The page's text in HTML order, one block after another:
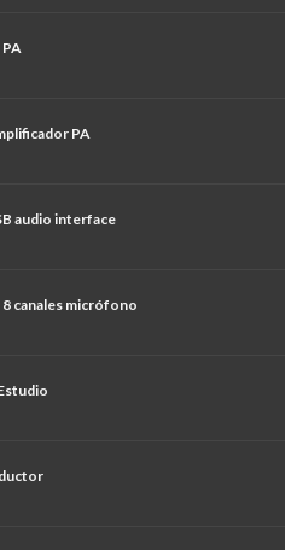
PA
PA
audio interface
canales micrófono